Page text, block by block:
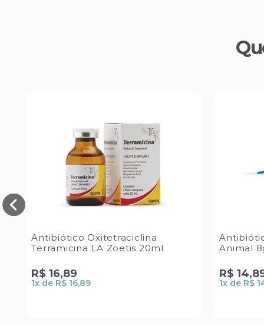
Antibiótico Oxitetraciclina
Terramicina LA Zoetis 20ml
R$ 16,89
1x de R$ 16,89
Animal
R$ 14,
1x de R$